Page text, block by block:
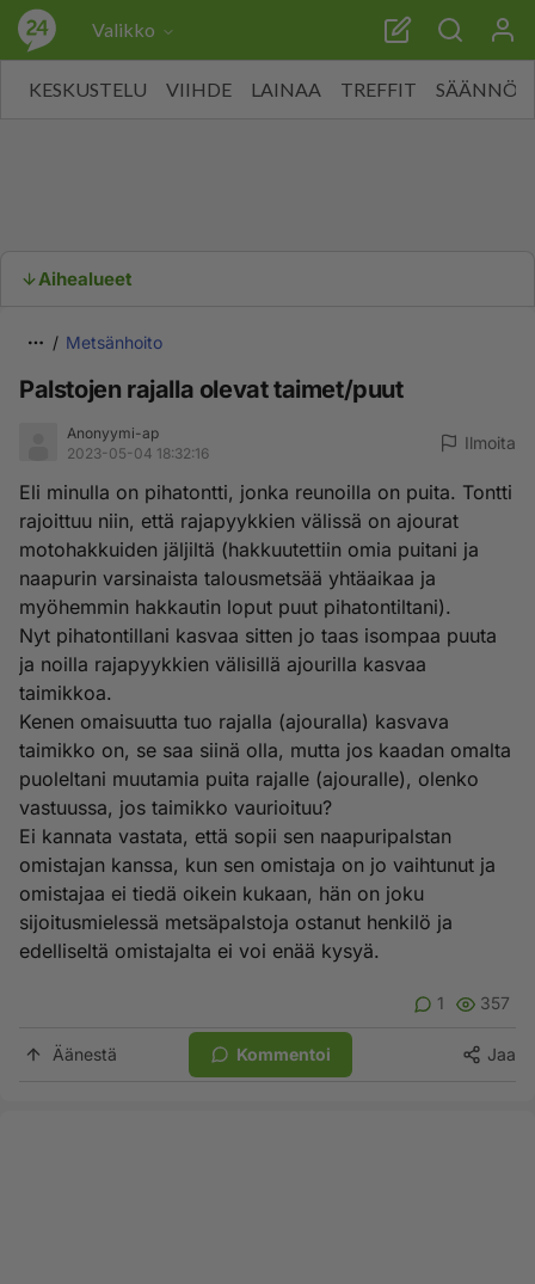
Valikko
KESKUSTELU VIIHDE LAINAA TREFFIT SÄÄNNÖT
Aihealueet
Metsänhoito
Palstojen rajalla olevat taimet/puut
Anonyymi-ap
2023-05-04 18:32:16
Ilmoita
Eli minulla on pihatontti, jonka reunoilla on puita. Tontti
rajoittuu niin, että rajapyykkien välissä on ajourat
motohakkuiden jäljiltä (hakkuutettiin omia puitani ja
naapurin varsinaista talousmetsää yhtäaikaa ja
myöhemmin hakkautin loput puut pihatontiltani).
Nyt pihatontillani kasvaa sitten jo taas isompaa puuta
ja noilla rajapyykkien välisillä ajourilla kasvaa
taimikkoa.
Kenen omaisuutta tuo rajalla (ajouralla) kasvava
taimikko on, se saa siinä olla, mutta jos kaadan omalta
puoleltani muutamia puita rajalle (ajouralle), olenko
vastuussa, jos taimikko vaurioituu?
Ei kannata vastata, että sopii sen naapuripalstan
omistajan kanssa, kun sen omistaja on jo vaihtunut ja
omistajaa ei tiedä oikein kukaan, hän on joku
sijoitusmielessä metsäpalstoja ostanut henkilö ja
edelliseltä omistajalta ei voi enää kysyä.
1 357
Äänestä Kommentoi Jaa